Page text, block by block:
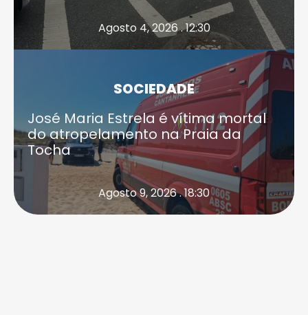
Agosto 4, 2026 . 12:30
SOCIEDADE
José Maria Estrela é vítima mortal
do atropelamento na Praia da
Tocha
Agosto 9, 2026 . 18:30